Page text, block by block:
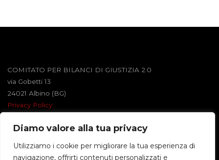
Diamo valore alla tua privacy
Utilizziamo i cookie per migliorare la tua esperienza di
navigazione, offrirti contenuti personalizzati e
COMITATO PER BILANCI DI GIUSTIZIA 2.0
via Gobetti 13
24021 Albino (BG)
Privacy Policy